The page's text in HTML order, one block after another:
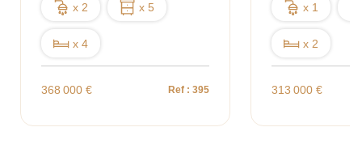
x 2 x 5
x 4
368 000 € Ref : 395
x 1
x 2
313 000 €